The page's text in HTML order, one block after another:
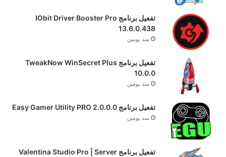
تفعيل برنامج IObit Driver Booster Pro
13.6.0.438
منذ يومين
تفعيل برنامج TweakNow WinSecret Plus
10.0.0
منذ يومين
تفعيل برنامج Easy Gamer Utility PRO 2.0.0.0
منذ يومين
تفعيل برنامج Valentina Studio Pro | Server